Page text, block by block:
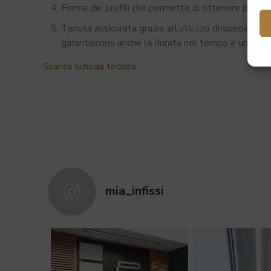
Forma dei profili che permette di ottenere porte
Tenuta assicurata grazie all’utilizzo di speciali
garantiscono anche la durata nel tempo e un
Scarica scheda tecnica
Di serie a una
W/(m2K)
mia_infissi